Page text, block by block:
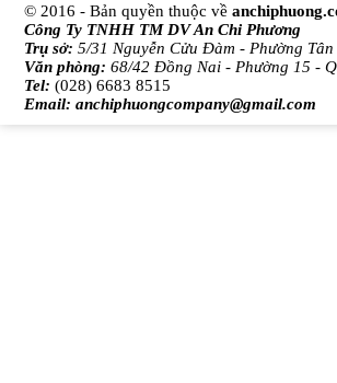
© 2016 - Bản quyền thuộc về
Công Ty TNHH TM DV An Chi Phương
Trụ sở: 5/31 Nguyễn Cửu Đàm - Phường
Văn phòng: 68/42 Đồng Nai - Phường 15 -
Tel: (028) 6683 8515
Email: anchiphuongcompany@gmail.com